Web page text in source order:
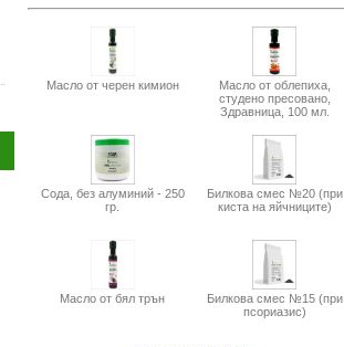
Масло от черен кимион
Масло от облепиха,
студено пресовано,
Здравница, 100 мл.
Сода, без алуминий - 250
гр.
Билкова смес №20 (при
киста на яйчниците)
Масло от бял трън
Билкова смес №15 (при
псориазис)